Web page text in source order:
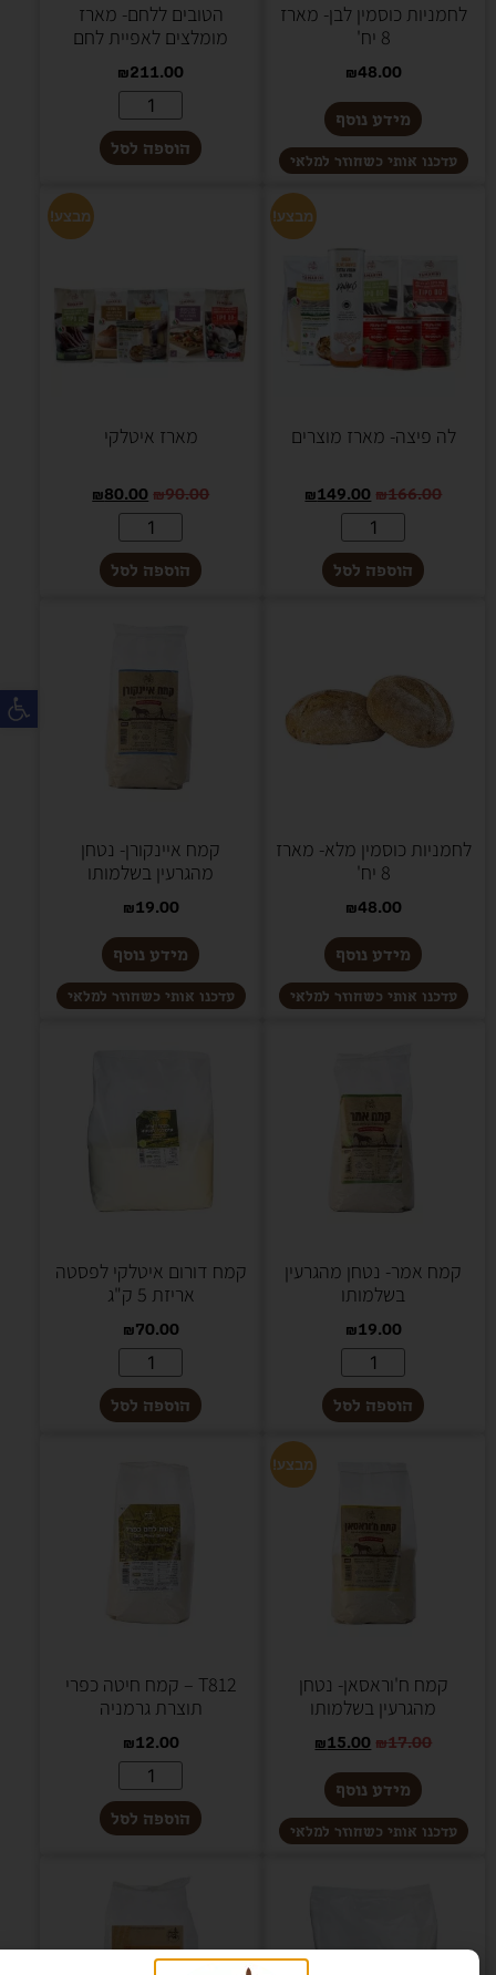
לחמניות כוסמין לבן- מארז
8 יח'
₪48.00
מידע נוסף
הטובים ללחם- מארז
מומלצים לאפיית לחם
₪211.00
הוספה לסל
מבצע!
לה פיצה- מארז מוצרים
₪166.00
₪149.00
הוספה לסל
מבצע!
מארז איטלקי
₪90.00
₪80.00
הוספה לסל
לחמניות כוסמין מלא- מארז
8 יח'
₪48.00
מידע נוסף
קמח איינקורן- נטחן
מהגרעין בשלמותו
₪19.00
מידע נוסף
קמח אמר- נטחן מהגרעין
בשלמותו
₪19.00
הוספה לסל
קמח דורום איטלקי לפסטה
אריזת 5 ק"ג
₪70.00
הוספה לסל
מבצע!
קמח ח'וראסאן- נטחן
מהגרעין בשלמותו
₪17.00
₪15.00
מידע נוסף
T812 – קמח חיטה כפרי
תוצרת גרמניה
₪12.00
הוספה לסל